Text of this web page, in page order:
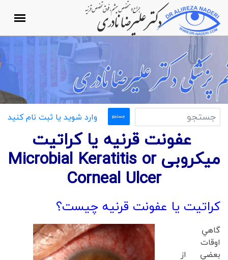
وارد شوید یا ثبت نام کنید
عفونت قرنیه یا کراتیت
میکروبیMicrobial Keratitis or
Corneal Ulcer
کراتیت یا عفونت قرنیه چیست؟
گاهي
اوقات
بعضي از